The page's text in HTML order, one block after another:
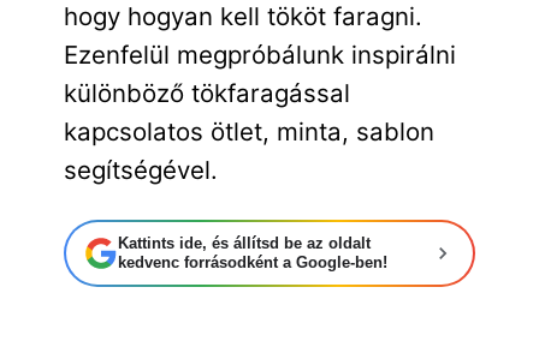
hogy hogyan kell tököt faragni.
Ezenfelül megpróbálunk inspirálni
különböző tökfaragással
kapcsolatos ötlet, minta, sablon
segítségével.
Kattints ide, és állítsd be az oldalt
kedvenc forrásodként a Google-ben!